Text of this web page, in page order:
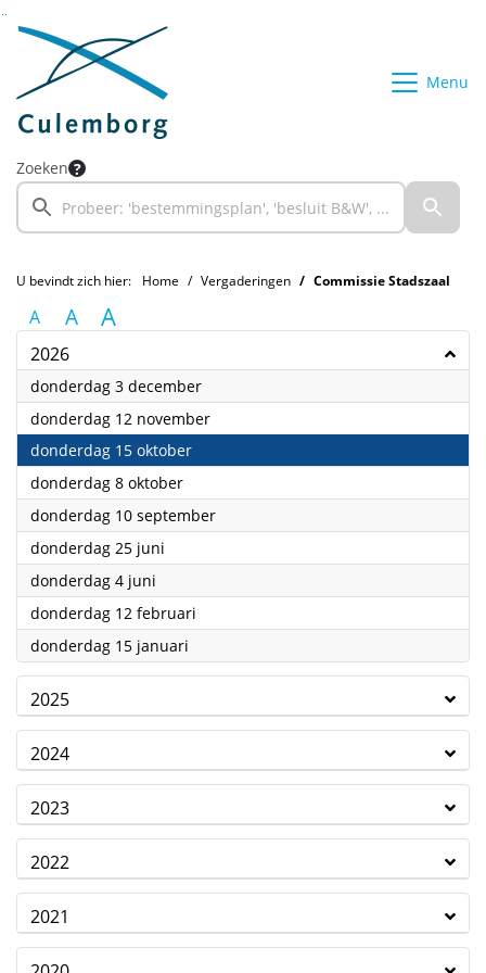
Ga naar de inhoud van deze pagina
Ga naar het zoeken
Ga naar het menu
Menu
Zoeken
U bevindt zich hier: Home Vergaderingen Commissie Stadszaal
A A A
2026
donderdag 3 december2026
donderdag 12 november2026
donderdag 15 oktober2026
donderdag 8 oktober2026
donderdag 10 september2026
donderdag 25 juni
donderdag 4 juni
donderdag 12 februari
donderdag 15 januari
2025
2024
2023
2022
2021